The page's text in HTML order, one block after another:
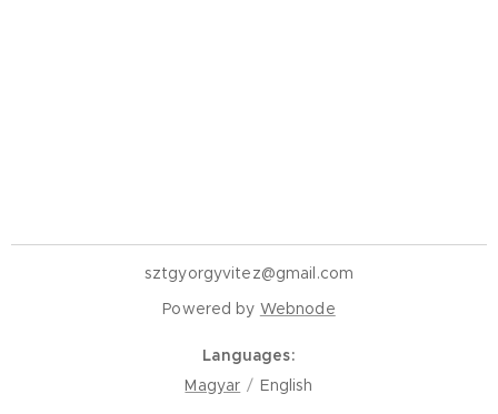
sztgyorgyvitez@gmail.com
Powered by Webnode
Languages
Magyar
English